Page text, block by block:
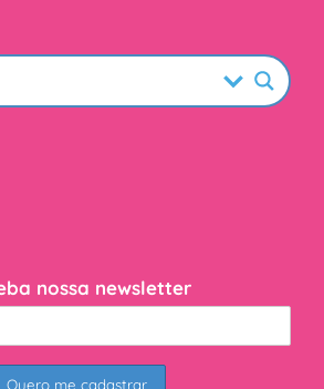
nossa newsletter